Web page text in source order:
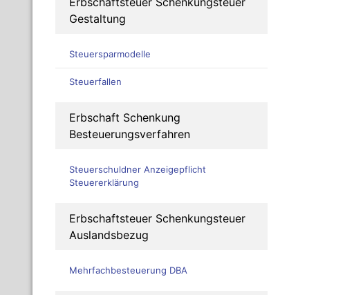
Gestaltung
Steuersparmodelle
Steuerfallen
Erbschaft Schenkung
Besteuerungsverfahren
Steuerschuldner Anzeigepflicht
Steuererklärung
Erbschaftsteuer Schenkungsteuer
Auslandsbezug
Mehrfachbesteuerung DBA